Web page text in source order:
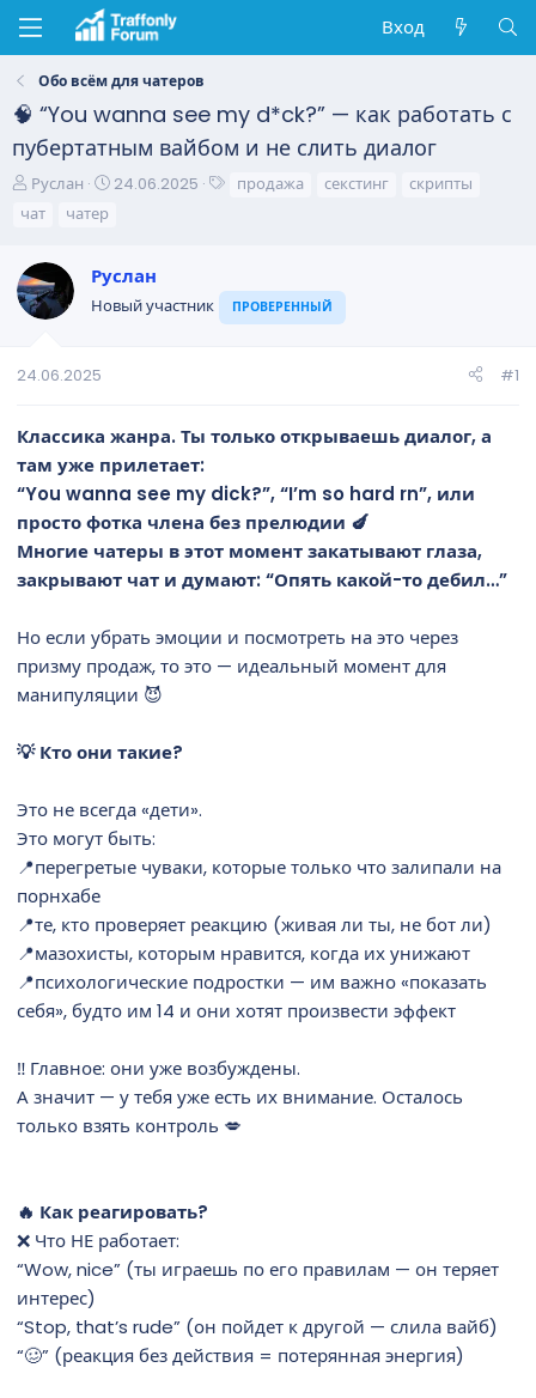
Вход
Обо всём для чатеров
🧠 “You wanna see my d*ck?” — как работать с
пубертатным вайбом и не слить диалог
А
р
т
е
ы
Руслан
Д
н
а
24.06.2025 продажа секстинг
скрипты
чат
чатер
Руслан
Новый участник ПРОВЕРЕННЫЙ
24.06.2025 #1
Классика жанра. Ты только открываешь диалог, а
там уже прилетает:
“You wanna see my dick?”, “I’m so hard rn”, или
просто фотка члена без прелюдии 🍆
Многие чатеры в этот момент закатывают глаза,
закрывают чат и думают: “Опять какой-то дебил…”
Но если убрать эмоции и посмотреть на это через
призму продаж, то это — идеальный момент для
манипуляции 😈
💡 Кто они такие?
Это не всегда «дети».
Это могут быть:
📍перегретые чуваки, которые только что залипали на
порнхабе
📍те, кто проверяет реакцию (живая ли ты, не бот ли)
📍мазохисты, которым нравится, когда их унижают
📍психологические подростки — им важно «показать
себя», будто им 14 и они хотят произвести эффект
‼️ Главное: они уже возбуждены.
А значит — у тебя уже есть их внимание. Осталось
только взять контроль 💋
🔥 Как реагировать?
❌ Что НЕ работает:
“Wow, nice” (ты играешь по его правилам — он теряет
интерес)
“Stop, that’s rude” (он пойдет к другой — слила вайб)
“🥴” (реакция без действия = потерянная энергия)